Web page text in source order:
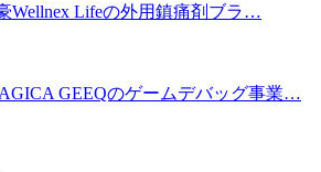
Wellnex Lifeの外用鎮痛剤ブラ…
GEEQのゲームデバッグ事業…